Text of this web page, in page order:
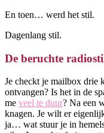
En toen… werd het stil.
Dagenlang stil.
De beruchte
Je checkt je mailbox drie
ontvangen? Is het in de
me veel te duur? Na een
knagen. Je wilt er
ja… wat stuur je in